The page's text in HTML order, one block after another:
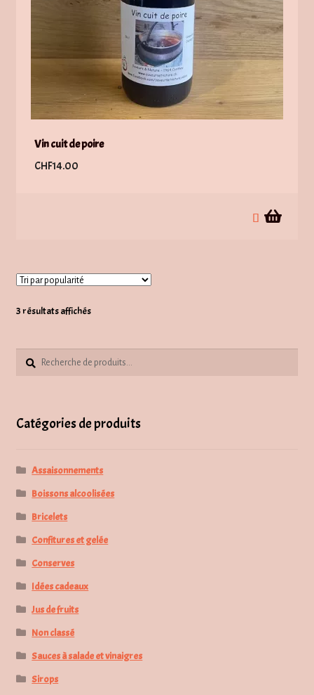
produit
Vin cuit de poire
CHF14.00
3 résultats affichésTrié
Recherche
Recherche
Catégories de produits
Assaisonnements
Boissons alcoolisées
Bricelets
Confitures et gelée
Conserves
Idées cadeaux
Jus de fruits
Non classé
Sauces à salade et vinaigres
Sirops